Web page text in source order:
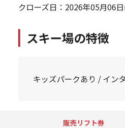
クローズ日：2026年05月06
スキー場の特徴
キッズパークあり / イン
販売リフト券